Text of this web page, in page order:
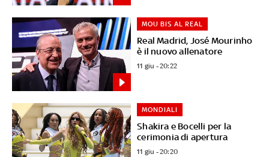
Real Madrid, José Mourinho
è il nuovo allenatore
MOU BIS AL REAL
11 giu - 20:22
Shakira e Bocelli per la
cerimonia di apertura
MONDIALI
11 giu - 20:20